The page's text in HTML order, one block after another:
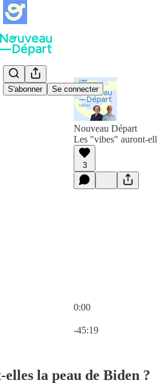
S'abonner Se connecter
Nouveau Départ
Les "vibes" auront-
3
0:00
-45:19
la peau de Biden ?